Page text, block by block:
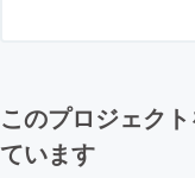
このプロジェク
ています